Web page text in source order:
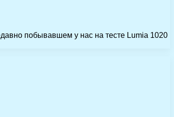
побывавшем у нас на тесте Lumia 1020